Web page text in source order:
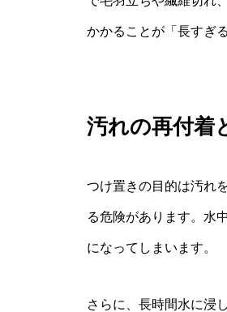
かかることが「長すぎ
汚れの再付着
つけ置きの目的は汚れ
る危険があります。水
になってしまいます。
さらに、長時間水に浸